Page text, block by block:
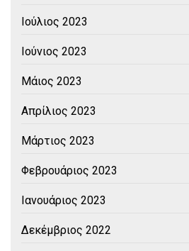
Ιούλιος 2023
Ιούνιος 2023
Μάιος 2023
Απρίλιος 2023
Μάρτιος 2023
Φεβρουάριος 2023
Ιανουάριος 2023
Δεκέμβριος 2022